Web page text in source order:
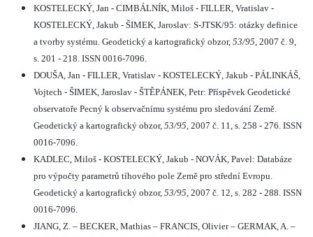
KOSTELECKÝ, Jan - CIMBÁLNÍK, Miloš - FILLER, Vratislav -
KOSTELECKÝ, Jakub - ŠIMEK, Jaroslav: S-JTSK/95: otázky definice
a tvorby systému. Geodetický a kartografický obzor, 53/95, 2007 č. 9,
s. 201 - 218. ISSN 0016-7096.
DOUŠA, Jan - FILLER, Vratislav - KOSTELECKÝ, Jakub - PÁLINKÁŠ,
Vojtech - ŠIMEK, Jaroslav - ŠTĚPÁNEK, Petr: Příspěvek Geodetické
observatoře Pecný k observačnímu systému pro sledování Země.
Geodetický a kartografický obzor, 53/95, 2007 č. 11, s. 258 - 276. ISSN
0016-7096.
KADLEC, Miloš - KOSTELECKÝ, Jakub - NOVÁK, Pavel: Databáze
pro výpočty parametrů tíhového pole Země pro střední Evropu.
Geodetický a kartografický obzor, 53/95, 2007 č. 12, s. 282 - 288. ISSN
0016-7096.
JIANG, Z. – BECKER, Mathias – FRANCIS, Olivier – GERMAK, A. –